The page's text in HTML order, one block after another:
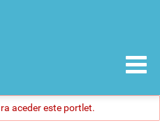
aceder este portlet.